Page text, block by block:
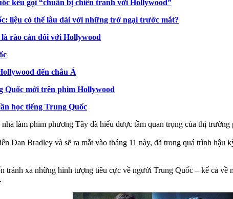
kêu gọi “chuẩn bị chiến tranh với Hollywood”
liệu có thể lâu dài với những trở ngại trước mắt?
rào cản đối với Hollywood
đến châu Á
Quốc mới trên phim Hollywood
học tiếng Trung Quốc
làm phim phương Tây đã hiểu được tầm quan trọng của thị
Dan Bradley và sẽ ra mắt vào tháng 11 này, đã trong quá trình
tránh xa những hình tượng tiêu cực về người Trung Quốc – kể cả